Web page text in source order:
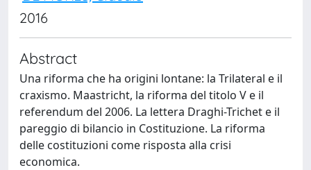
2016
Abstract
Una riforma che ha origini lontane: la Trilateral e il
craxismo. Maastricht, la riforma del titolo V e il
referendum del 2006. La lettera Draghi-Trichet e il
pareggio di bilancio in Costituzione. La riforma
delle costituzioni come risposta alla crisi
economica.